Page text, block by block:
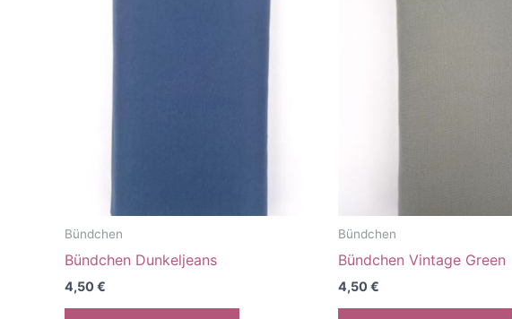
Bündchen
Bündchen Dunkeljeans
4,50€
Bündchen
Bündchen Vintage Green
4,50€